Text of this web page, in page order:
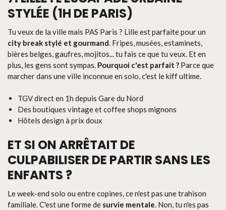
STYLÉE (1H DE PARIS)
Tu veux de la ville mais PAS Paris ? Lille est parfaite pour un
city break stylé et gourmand . Fripes, musées, estaminets,
bières belges, gaufres, mojitos... tu fais ce que tu veux. Et en
plus, les gens sont sympas. Pourquoi c'est parfait ? Parce que
marcher dans une ville inconnue en solo, c'est le kiff ultime.
TGV direct en 1h depuis Gare du Nord
Des boutiques vintage et coffee shops mignons
Hôtels design à prix doux
ET SI ON ARRÊTAIT DE
CULPABILISER DE PARTIR SANS LES
ENFANTS ?
Le week-end solo ou entre copines, ce n'est pas une trahison
familiale. C'est une forme de survie mentale . Non, tu n'es pas